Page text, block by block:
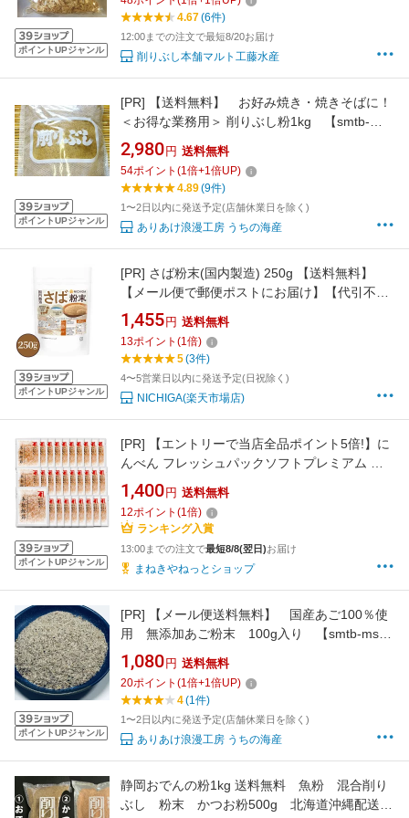
ポイントUPジャンル
ング
4.67(6件)
12:00までの注文で最短8/20お届け
削りぶし本舗マルト工藤水産
ポイントUPジャンル
[PR]
【送料無料】 お好み焼き・焼きそばに！
＜お得な業務用＞ 削りぶし粉1kg 【smtb-
ms】けずり粉/削り粉/魚粉/だし/
2,980 円 送料無料
54ポイント (1倍+1倍UP)
4.89(9件)
1〜2日以内に発送予定(店舗休業日を除く)
ありあけ浪漫工房 うちの海産
ポイントUPジャンル
[PR] さば粉末(国内製造) 250g 【送料無料】
【メール便で郵便ポストにお届け】【代引不
可】【時間指定不可】たんぱく質豊富 保存料不
使用 食塩不使用 無着色 [05] NICHIGA(ニチガ)
1,455 円 送料無料
13ポイント (1倍)
5(3件)
4〜5営業日以内に発送予定(日祝除く)
NICHIGA(楽天市場店)
ポイントUPジャンル
[PR]
【エントリーで当店全品ポイント5倍!】に
んべん フレッシュパックソフトプレミアム 本
枯鰹節 1.5g×30袋 (1.5g×10p×3個)
1,400 円 送料無料
12ポイント (1倍)
ランキング入賞
13:00までの注文で最短8/8(翌日)お届け
まねきやねっとショップ
ポイントUPジャンル
[PR]
【メール便送料無料】 国産あご100％使
用 無添加あご粉末 100g入り 【smtb-ms】
トビウオ 削り粉/魚粉/だし/
1,080 円 送料無料
20ポイント (1倍+1倍UP)
4(1件)
1〜2日以内に発送予定(店舗休業日を除く)
ありあけ浪漫工房 うちの海産
静岡おでんの粉1kg 送料無料 魚粉 混合削り
ぶし 粉末 かつお粉500g 北海道沖縄配送料